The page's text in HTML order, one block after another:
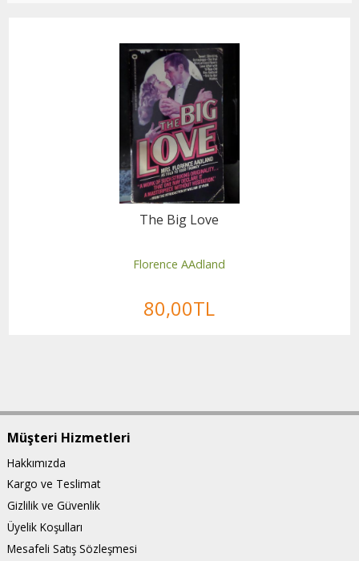
The Big Love
Florence AAdland
80,00TL
Müşteri Hizmetleri
Hakkımızda
Kargo ve Teslimat
Gizlilik ve Güvenlik
Üyelik Koşulları
Mesafeli Satış Sözleşmesi